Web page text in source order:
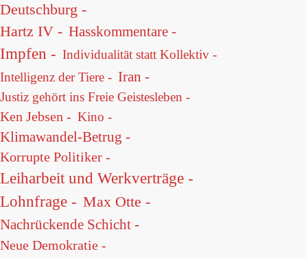
Deutschburg -
Hartz IV - Hasskommentare -
Impfen - Individualität statt Kollektiv -
Intelligenz der Tiere - Iran -
Justiz gehört ins Freie Geistesleben -
Ken Jebsen - Kino -
Klimawandel-Betrug -
Korrupte Politiker -
Leiharbeit und Werkverträge -
Lohnfrage - Max Otte -
Nachrückende Schicht -
Neue Demokratie -